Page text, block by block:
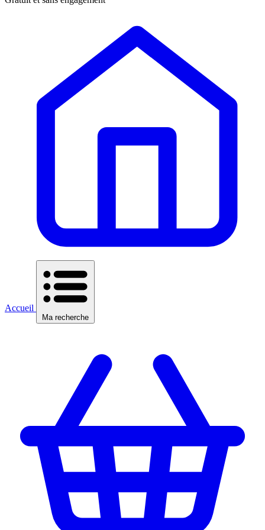
Accueil
Ma recherche